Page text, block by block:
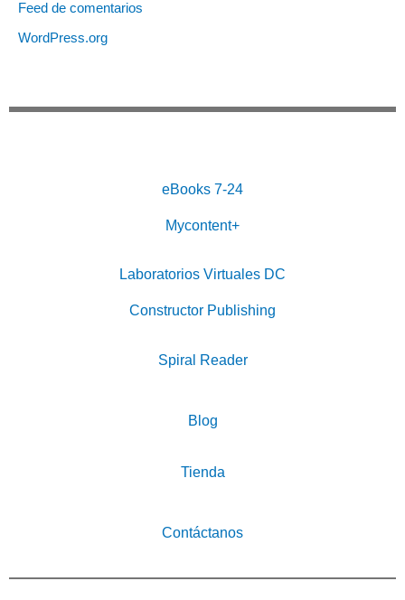
Feed de comentarios
WordPress.org
eBooks 7-24
Mycontent+
Laboratorios Virtuales DC
Constructor Publishing
Spiral Reader
Blog
Tienda
Contáctanos